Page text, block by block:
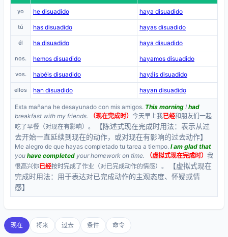
yo he disuadido haya disuadido
tú has disuadido hayas disuadido
él ha disuadido haya disuadido
nos. hemos disuadido hayamos disuadido
vos. habéis disuadido hayáis disuadido
ellos han disuadido hayan disuadido
Esta mañana he desayunado con mis amigos. This morning I had
breakfast with my friends.
（现在完成时） 今天早上我已经和朋友们一起
吃了早餐（对现在有影响）。
【陈述式现在完成时用法：表示从过
去开始一直延续到现在的动作，或对现在有影响的过去动作】
Me alegro de que hayas completado tu tarea a tiempo. I am glad that
you have completed your homework on time. （虚拟式现在完成时） 我
很高兴你已经按时完成了作业（对已完成动作的情感）。
【虚拟式现在
完成时用法：用于表达对已完成动作的主观态度、怀疑或情
感】
现在 将来 过去 条件 命令